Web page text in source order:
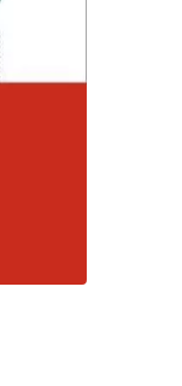
como políticos.
hacer lo